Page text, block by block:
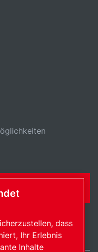
dass
Ihr Erlebnis
Inhalte